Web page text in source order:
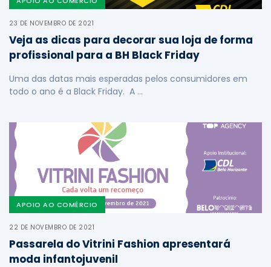
23 DE NOVEMBRO DE 2021
Veja as dicas para decorar sua loja de forma
profissional para a BH Black Friday
Uma das datas mais esperadas pelos consumidores em
todo o ano é a Black Friday. A …
APOIO AO COMÉRCIO
22 DE NOVEMBRO DE 2021
Passarela do Vitrini Fashion apresentará
moda infantojuvenil